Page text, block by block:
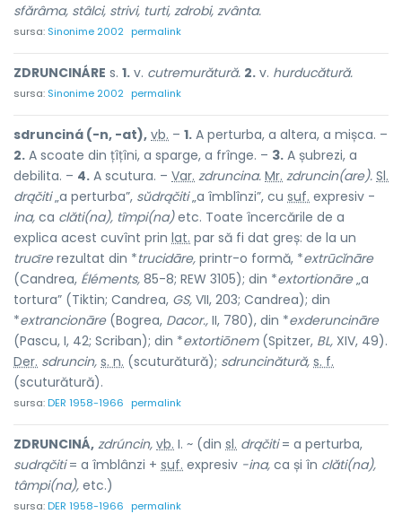
sfărâma, stâlci, strivi, turti, zdrobi, zvânta.
sursa: Sinonime 2002 permalink
ZDRUNCINÁRE s. 1. v. cutremurătură. 2. v. hurducătură.
sursa: Sinonime 2002 permalink
sdrunciná (-n, -at), vb. – 1. A perturba, a altera, a mișca. –
2. A scoate din țîțîni, a sparge, a frînge. – 3. A șubrezi, a
debilita. – 4. A scutura. – Var. zdruncina. Mr. zdruncin(are). Sl.
drąčiti„a perturba”, sŭdrąčiti„a îmblînzi”, cu suf. expresiv -
ina, ca clăti(na), tîmpi(na)etc. Toate încercările de a
explica acest cuvînt prin lat. par să fi dat greș: de la un
trucῑrerezultat din *trucidāre, printr-o formă, *extrūcĭnāre
(Candrea, Éléments, 85-8; REW 3105); din *extortionāre„a
tortura” (Tiktin; Candrea, GS, VII, 203; Candrea); din
*extrancionāre(Bogrea, Dacor., II, 780), din *exderuncināre
(Pascu, I, 42; Scriban); din *extortiōnem(Spitzer, BL, XIV, 49).
Der. sdruncin, s. n. (scuturătură); sdruncinătură, s. f.
(scuturătură).
sursa:DER 1958-1966 permalink
ZDRUNCINÁ, zdrúncin, vb. I. ~ (din sl. drąčiti= a perturba,
sudrąčiti= a îmblânzi + suf. expresiv -ina, ca și în clăti(na),
tâmpi(na), etc.)
sursa:DER 1958-1966 permalink